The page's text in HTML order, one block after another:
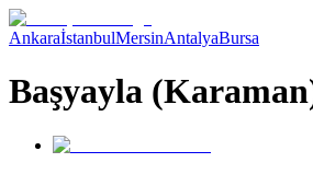
AnkaraİstanbulMersinAntalyaBursa
Başyayla